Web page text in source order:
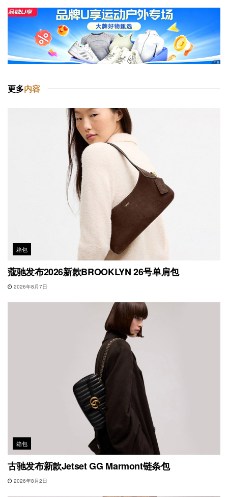
更多内容
箱包
蔻驰发布2026新款BROOKLYN 26号单肩包
2026年8月7日
箱包
古驰发布新款Jetset GG Marmont链条包
2026年8月2日